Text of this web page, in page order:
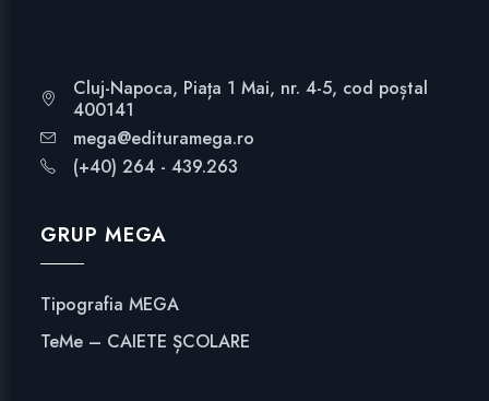
Cluj-Napoca, Piața 1 Mai, nr. 4-5, cod poștal
400141
mega@edituramega.ro
(+40) 264 - 439.263
GRUP MEGA
Tipografia MEGA
TeMe – CAIETE ȘCOLARE